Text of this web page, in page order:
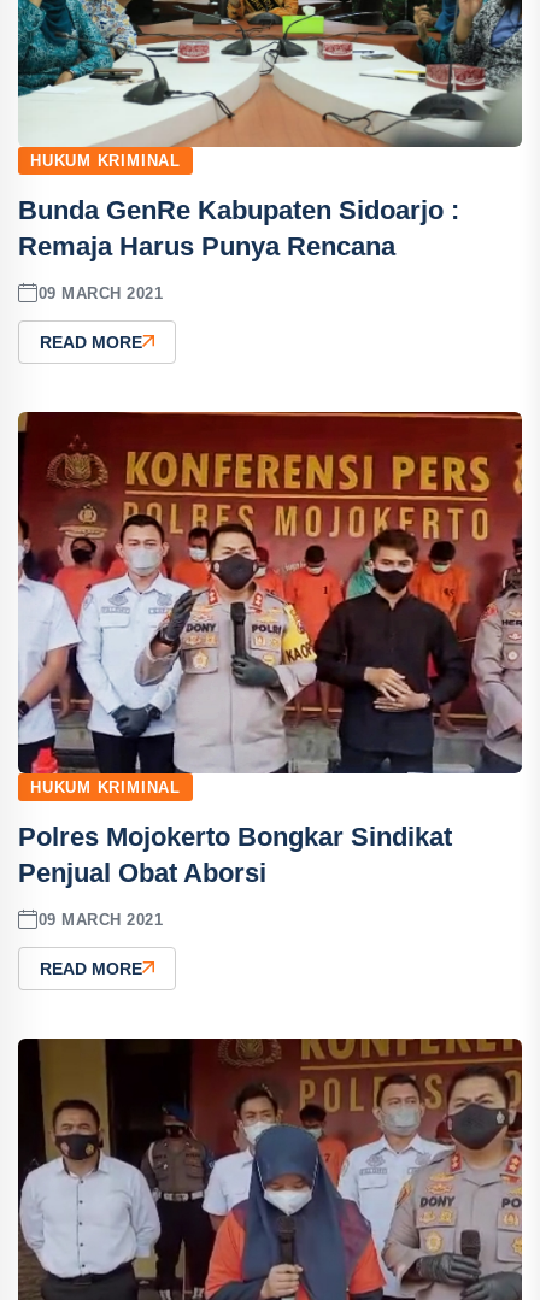
HUKUM KRIMINAL
Bunda GenRe Kabupaten Sidoarjo :
Remaja Harus Punya Rencana
09 MARCH 2021
READ MORE
HUKUM KRIMINAL
Polres Mojokerto Bongkar Sindikat
Penjual Obat Aborsi
09 MARCH 2021
READ MORE